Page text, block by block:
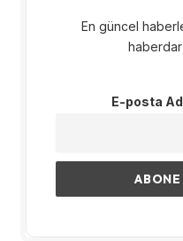
En güncel
E-posta